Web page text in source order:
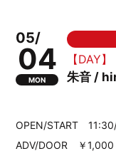
05/
04
MON
【DAY
朱音 /
OPEN/START
ADV/DOOR ￥1,000